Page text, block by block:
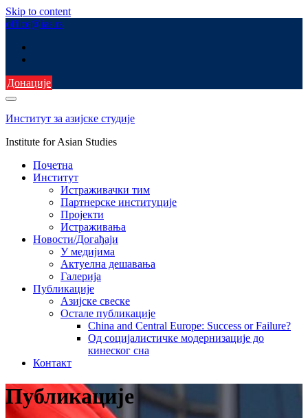
Skip to content
office@ias.rs
Донације
Институт за азијске студије
Institute for Asian Studies
Почетна
Институт
Истраживачки тим
Партнерске институције
Пројекти
Истраживања
Новости/Догађаји
У медијима
Актуелна дешавања
Галерија
Публикације
Азијске свеске
Остале публикације
China and Central Europe: Success or Failure?
Од социјалистичке модернизације до
кинеског сна
Контакт
Публикације